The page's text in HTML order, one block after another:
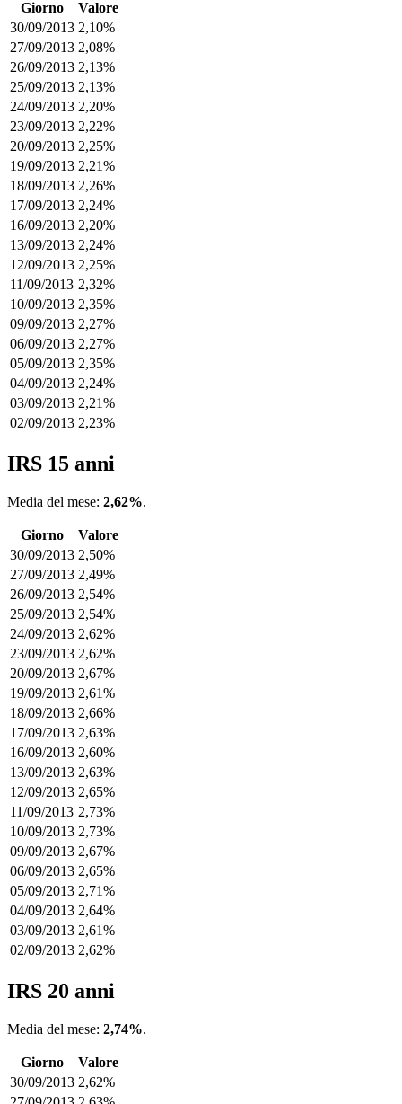
Giorno
Valore
30/09/2013 2,10%
27/09/2013 2,08%
26/09/2013 2,13%
25/09/2013 2,13%
24/09/2013 2,20%
23/09/2013 2,22%
20/09/2013 2,25%
19/09/2013 2,21%
18/09/2013 2,26%
17/09/2013 2,24%
16/09/2013 2,20%
13/09/2013 2,24%
12/09/2013 2,25%
11/09/2013 2,32%
10/09/2013 2,35%
09/09/2013 2,27%
06/09/2013 2,27%
05/09/2013 2,35%
04/09/2013 2,24%
03/09/2013 2,21%
02/09/2013 2,23%
IRS 15 anni
Media del mese: 2,62%.
Giorno
Valore
30/09/2013 2,50%
27/09/2013 2,49%
26/09/2013 2,54%
25/09/2013 2,54%
24/09/2013 2,62%
23/09/2013 2,62%
20/09/2013 2,67%
19/09/2013 2,61%
18/09/2013 2,66%
17/09/2013 2,63%
16/09/2013 2,60%
13/09/2013 2,63%
12/09/2013 2,65%
11/09/2013 2,73%
10/09/2013 2,73%
09/09/2013 2,67%
06/09/2013 2,65%
05/09/2013 2,71%
04/09/2013 2,64%
03/09/2013 2,61%
02/09/2013 2,62%
IRS 20 anni
Media del mese: 2,74%.
Giorno
Valore
30/09/2013 2,62%